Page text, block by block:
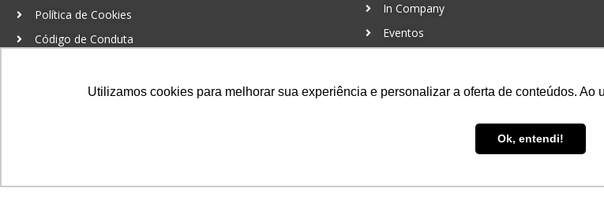
Utilizamos cookies para melhorar sua experiência e personalizar a oferta de conteúdos. Ao
Ok, entendi!
Política de Cookies
Código de Conduta
In Company
Eventos